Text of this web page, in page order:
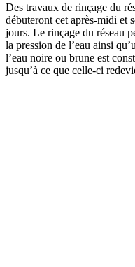
Des travaux de rinçage du
débuteront cet après-midi et
jours. Le rinçage du réseau
la pression de l’eau ainsi
l’eau noire ou brune est
jusqu’à ce que celle-ci